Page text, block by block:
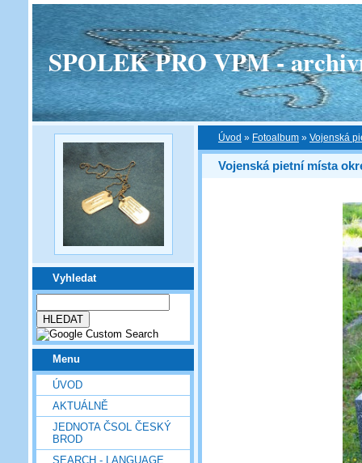
SPOLEK PRO VPM -
Vyhledat
Menu
ÚVOD
AKTUÁLNĚ
JEDNOTA ČSOL ČESKÝ
BROD
SEARCH - LANGUAGE
Úvod » Fotoalbum » Vojenská
Vojenská pietní místa